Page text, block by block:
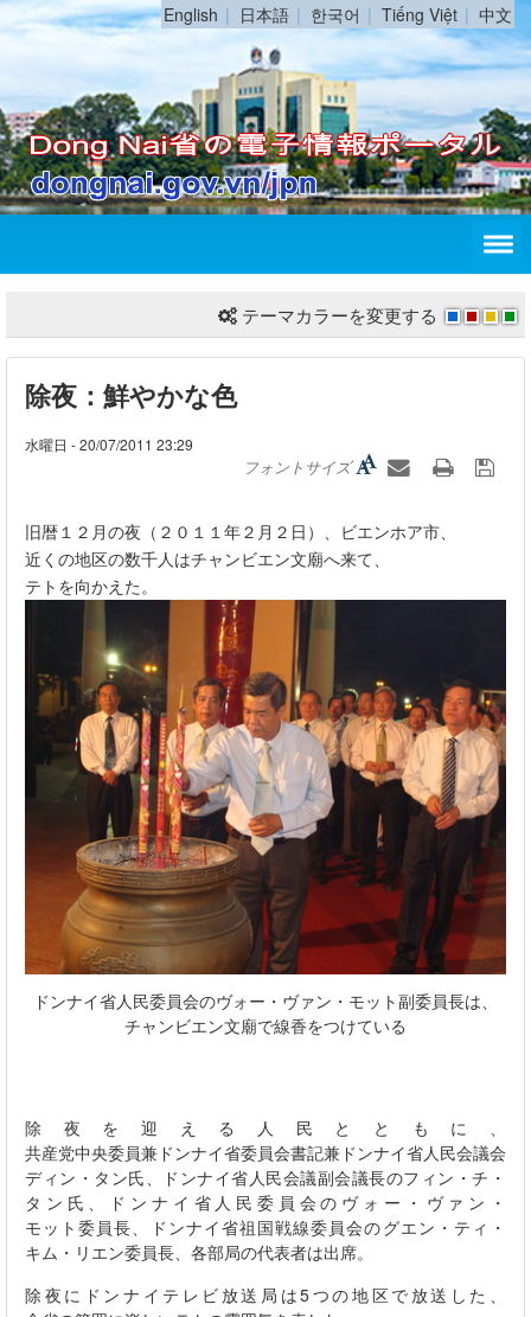
English 日本語 한국어 Tiếng Việt 中文
テーマカラーを変更する
除夜：鮮やかな色
水曜日 - 20/07/2011 23:29
フォントサイズ
旧暦１２月の夜（２０１１年２月２日）、ビエンホア市、
近くの地区の数千人はチャンビエン文廟へ来て、
テトを向かえた。
ドンナイ省人民委員会のヴォー・ヴァン・モット副委員長は、
チャンビエン文廟で線香をつけている
除夜を迎える人民とともに、
共産党中央委員兼ドンナイ省委員会書記兼ドンナイ省人民会議会議
ディン・タン氏、ドンナイ省人民会議副会議長のフィン・チ・
タン氏、ドンナイ省人民委員会のヴォー・ヴァン・
モット委員長、ドンナイ省祖国戦線委員会のグエン・ティ・
キム・リエン委員長、各部局の代表者は出席。
除夜にドンナイテレビ放送局は5つの地区で放送した、